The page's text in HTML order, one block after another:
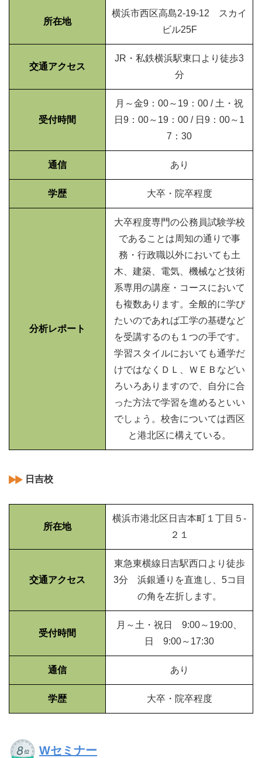
所在地
横浜市西区高島2-19-12 スカイ
ビル25F
交通アクセス
JR・私鉄横浜駅東口より徒歩3
分
受付時間
月～金9：00～19：00 / 土・祝
日9：00～19：00 / 日9：00～1
7：30
通信 あり
学歴 大卒・院卒程度
分析レポート
大卒程度専門の公務員試験学校
であることは周知の通りで事
務・行政職以外においても土
木、建築、電気、機械など技術
系専用の講座・コースにおいて
も複数あります。全般的に学び
たいのであれば工学の基礎など
を受講するのも１つの手です。
学習スタイルにおいても通学だ
けではなくＤＬ、ＷＥＢなどい
ろいろありますので、自分に合
った方法で学習を進めるといい
でしょう。校舎については西区
と港北区に構えている。
日吉校
所在地
横浜市港北区日吉本町１丁目５-
２１
交通アクセス
東急東横線日吉駅西口より徒歩
3分 浜銀通りを直進し、5コ目
の角を左折します。
受付時間
月～土・祝日 9:00～19:00、
日 9:00～17:30
通信 あり
学歴 大卒・院卒程度
Wセミナー